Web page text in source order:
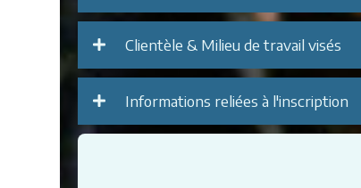
Clientèle & Milieu de travail visés
Informations reliées à l'inscription